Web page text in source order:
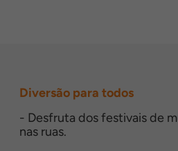
Diversão para todos
- Desfruta dos festivais de
nas ruas.